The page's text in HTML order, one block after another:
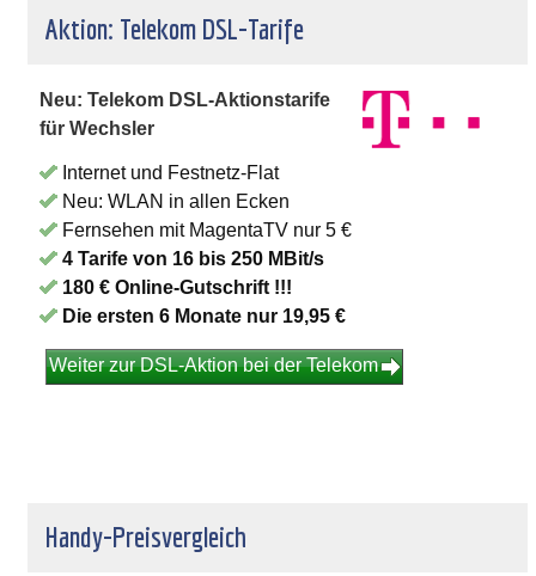
Aktion: Telekom DSL-Tarife
Neu: Telekom DSL-Aktionstarife
für Wechsler
Internet und Festnetz-Flat
Neu: WLAN in allen Ecken
Fernsehen mit MagentaTV nur 5 €
4 Tarife von 16 bis 250 MBit/s
180 € Online-Gutschrift !!!
Die ersten 6 Monate nur 19,95 €
Weiter zur DSL-Aktion bei der Telekom
Handy-Preisvergleich